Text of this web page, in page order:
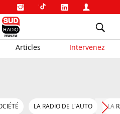
Articles Intervenez
LA RADIO DE L'AUTO LA